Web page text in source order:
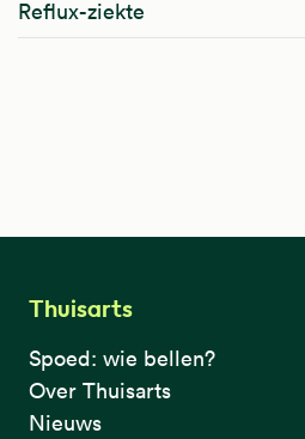
Reflux-ziekte
Thuisarts
Spoed: wie bellen?
Over Thuisarts
Nieuws